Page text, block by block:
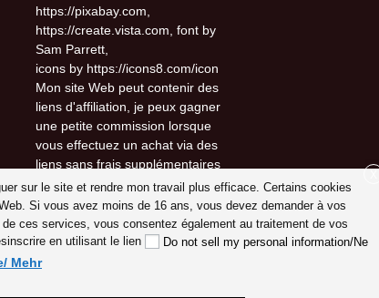
https://pixabay.com,
https://create.vista.com, font by
Sam Parrett,
icons by https://icons8.com/icon
Mon site Web peut contenir des
liens d'affiliation, je peux gagner
une petite commission lorsque
vous effectuez un achat via des
liens sans frais supplémentaires
pour vous.
sur le site et rendre mon travail plus efficace. Certains cookies
Si vous avez moins de 16 ans, vous devez demander à vos
ces services, vous consentez également au traitement de vos
en utilisant le lien
Do not sell my personal information/Ne
Mehr